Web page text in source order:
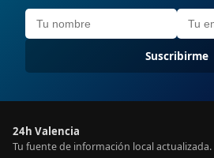
Suscribirme
24h Valencia
Tu fuente de información local actualizada.